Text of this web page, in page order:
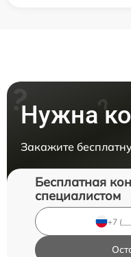
Нужна
Закажите
Бесплатная
специалистом